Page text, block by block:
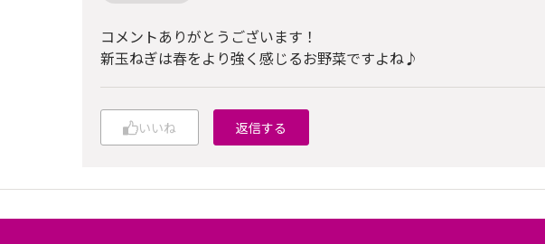
コメントありがとうございます！
新玉ねぎは春をより強く感じるお野菜ですよね♪
いいね 返信する